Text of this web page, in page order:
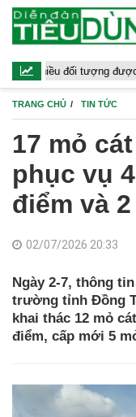
tượng được khám,
TRANG CHỦ TIN TỨC
17 mỏ
phục vụ
điểm và
02/07/2026 20:33
Ngày 2-7, thông
trường tỉnh Đồng
khai thác 12 mỏ
điểm, cấp mới 5